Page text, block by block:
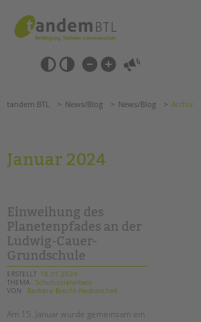
springen
Barrierefrei-
Einstellungen
überspringen
überspringen
Förderzentren
Kollegs
EFöB
Schulbezogene Sozialarbeit
Tagesgruppen
tandem BTL News/Blog News/Blog Archiv
Januar 2024
Einweihung des
Planetenpfades an der
Ludwig-Cauer-
Grundschule
ERSTELLT 18.01.2024
THEMA Schulsozialarbeit
VON
Barbara Brecht-Hadraschek
Am 15. Januar wurde gemeinsam ein